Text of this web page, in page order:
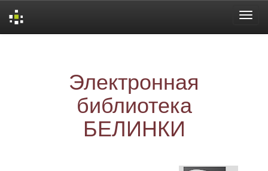
Электронная
библиотека
БЕЛИНКИ